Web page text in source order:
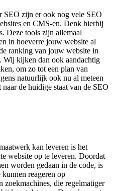
SEO zijn er ook nog vele SEO
en CMS-en. Denk hierbij
Deze tools zijn allemaal
in hoeverre jouw website al
ranking van jouw website in
Wij kijken dan ook aandachtig
om zo tot een plan van
natuurlijk ook nu al meteen
de huidige staat van de SEO
kan leveren is het
website op te leveren. Doordat
worden gedaan in de code, is
reageren op
zoekmachines, die regelmatiger